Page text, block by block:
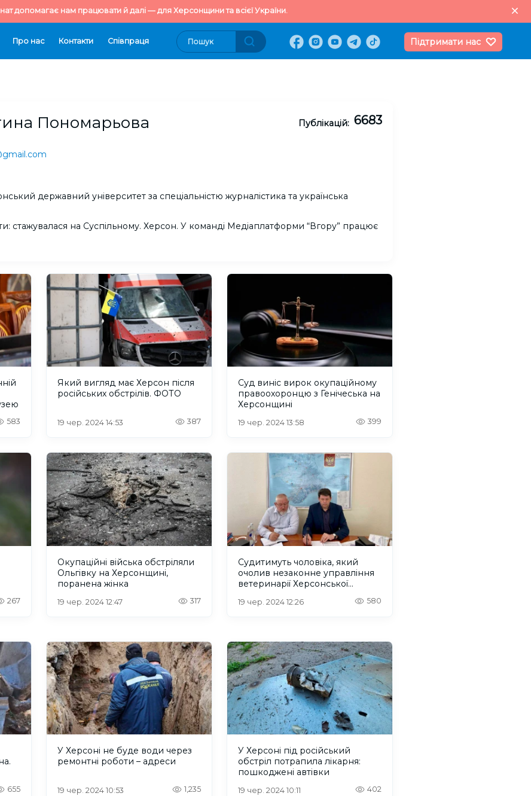
допомагає нам працювати й далі — для Херсонщини та всієї України.
Про нас Контакти Cпівпраця Підтримати нас
Пономарьова Публікацій: 6683
державний університет за спеціальністю журналістика та українська
cтажувалася на Суспільному. Херсон. У команді Медіаплатформи “Вгору” працює
583
Який вигляд має Херсон після
російських обстрілів. ФОТО
19 чер. 2024 14:53 387
Суд виніс вирок окупаційному
правоохоронцю з Генічеська на
Херсонщині
19 чер. 2024 13:58 399
267
Окупаційні війська обстріляли
Ольгівку на Херсонщині,
поранена жінка
19 чер. 2024 12:47 317
Судитимуть чоловіка, який
очолив незаконне управління
ветеринарії Херсонської
19 чер. 2024 12:26 580
655
У Херсоні не буде води через
ремонтні роботи – адреси
19 чер. 2024 10:53 1,235
У Херсоні під російський
обстріл потрапила лікарня:
пошкоджені автівки
19 чер. 2024 10:11 402